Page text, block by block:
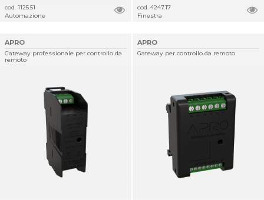
cod. 1125.51
Automazione
cod. 4247.17
Finestra
APRO
Gateway professionale per controllo da
remoto
APRO
Gateway per controllo da remoto